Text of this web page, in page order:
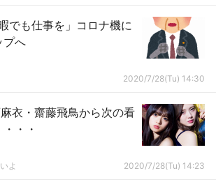
でも仕事を」コロナ機に
プへ
2020/7/28(Tu) 14:30
衣・齋藤飛鳥から次の看
・・
よ 2020/7/28(Tu) 14:23